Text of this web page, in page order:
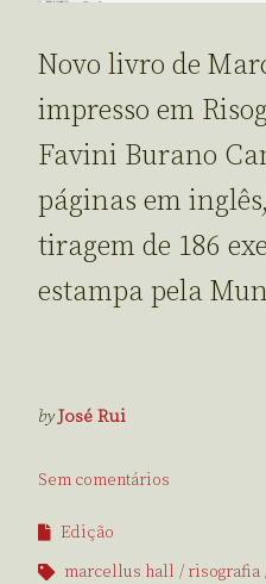
Novo livro de
impresso em
Favini Burano
páginas em
tiragem de 186
estampa pela
byJosé Rui
Sem comentários
Edição
marcellus hall
risografia